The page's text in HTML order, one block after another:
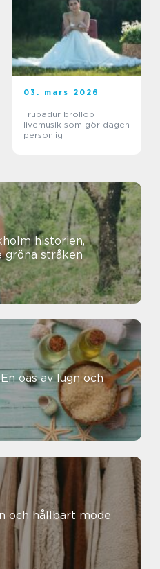
03. mars 2026
Trubadur bröllop
livemusik som gör dagen
personlig
gröna stråken
oas av lugn och
och hållbart mode